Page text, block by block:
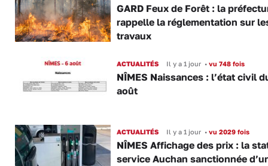
GARD Feux de Forêt : la
rappelle la réglementation sur
travaux
ACTUALITÉS Il y a 1 jour •vu 748 fois
NÎMES Naissances : l’état civil
août
ACTUALITÉS Il y a 1 jour •vu 2029 fois
NÎMES Affichage des prix : la
service Auchan sanctionnée